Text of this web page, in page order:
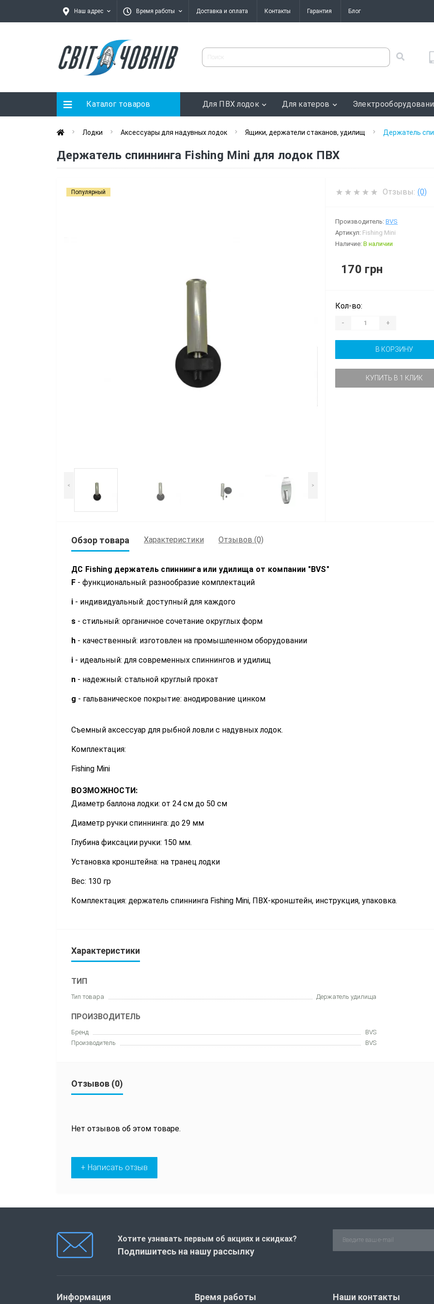
Наш адрес Время работы Доставка и оплата Контакты Гарантия Блог
Каталог товаров Для ПВХ лодок Для катеров
Лодки Аксессуары для надувных лодок Ящики, держатели стаканов, удилищ Держатель
Держатель спиннинга Fishing Mini для лодок ПВХ
Популярный
< >
Отзывы: (0)
Производитель: BVS
Артикул: Fishing Mini
Наличие: В наличии
170 грн
Кол-во:
- +
В КОРЗИНУ
КУПИТЬ В 1 КЛИК
Обзор товара Характеристики Отзывов (0)
ДС Fishing держатель спиннинга или удилища от компании "BVS"
F - функциональный: разнообразие комплектаций
i - индивидуальный: доступный для каждого
s - стильный: органичное сочетание округлых форм
h - качественный: изготовлен на промышленном оборудовании
i - идеальный: для современных спиннингов и удилищ
n - надежный: стальной круглый прокат
g - гальваническое покрытие: анодирование цинком
Съемный аксессуар для рыбной ловли с надувных лодок.
Kомплектация:
Fishing Mini
ВОЗМОЖНОСТИ:
Диаметр баллона лодки: от 24 см до 50 см
Диаметр ручки спиннинга: до 29 мм
Глубина фиксации ручки: 150 мм.
Установка кронштейна: на транец лодки
Вес: 130 гр
Комплектация: держатель спиннинга Fishing Mini, ПВХ-кронштейн, инструкция, упаковка.
Характеристики
ТИП
Тип товара Держатель удилища
ПРОИЗВОДИТЕЛЬ
Бренд
BVS
Производитель
BVS
Отзывов (0)
Нет отзывов об этом товаре.
+ Написать отзыв
Хотите узнавать первым об акциях и скидках?
Подпишитесь на нашу рассылку
Информация Время работы Наши контакты